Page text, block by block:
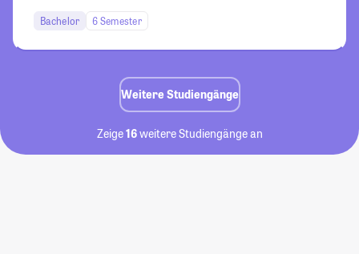
Bachelor 6 Semester
Weitere Studiengänge
Zeige16weitere Studiengänge an